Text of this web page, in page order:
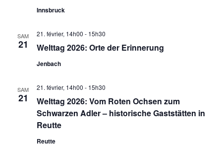
Innsbruck
SAM
21 Welttag 2026: Orte der Erinnerung
21. février, 14h00 - 15h30
Jenbach
SAM
21
Welttag 2026: Vom Roten Ochsen zum
Schwarzen Adler – historische Gaststätten in
Reutte
21. février, 14h00 - 15h30
Reutte